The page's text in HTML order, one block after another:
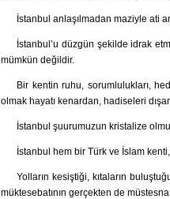
İstanbul anlaşılmadan maziyle ati
İstanbul’u düzgün şekilde idrak
mümkün değildir.
Bir kentin ruhu, sorumlulukları,
olmak hayatı kenardan, hadiseleri
İstanbul şuurumuzun kristalize
İstanbul hem bir Türk ve İslam
Yolların kesiştiği, kıtaların
müktesebatının gerçekten de